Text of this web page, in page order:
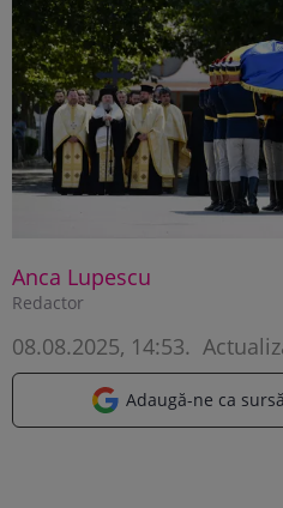
Anca Lupescu
Redactor
08.08.2025, 14:53.
Adaugă-ne ca